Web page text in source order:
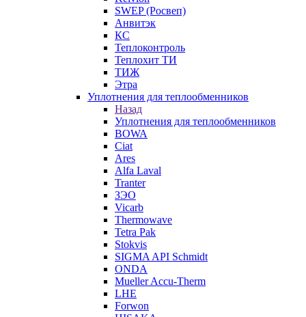
SWEP (Росвеп)
Анвитэк
КС
Теплоконтроль
Теплохит ТИ
ТИЖ
Этра
Уплотнения для теплообменников
Назад
Уплотнения для теплообменников
BOWA
Ciat
Ares
Alfa Laval
Tranter
ЗЭО
Vicarb
Thermowave
Tetra Pak
Stokvis
SIGMA API Schmidt
ONDA
Mueller Accu-Therm
LHE
Forwon